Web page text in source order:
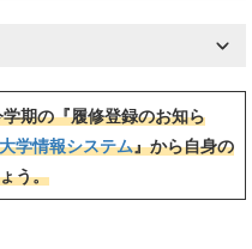
学期の『履修登録のお知ら
学情報システム』から自身の
う。